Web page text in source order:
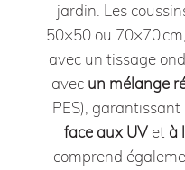
jardin. Les
50×50 ou 70×70
avec un tissage
avec un mélange
PES),
face aux UV et à
comprend